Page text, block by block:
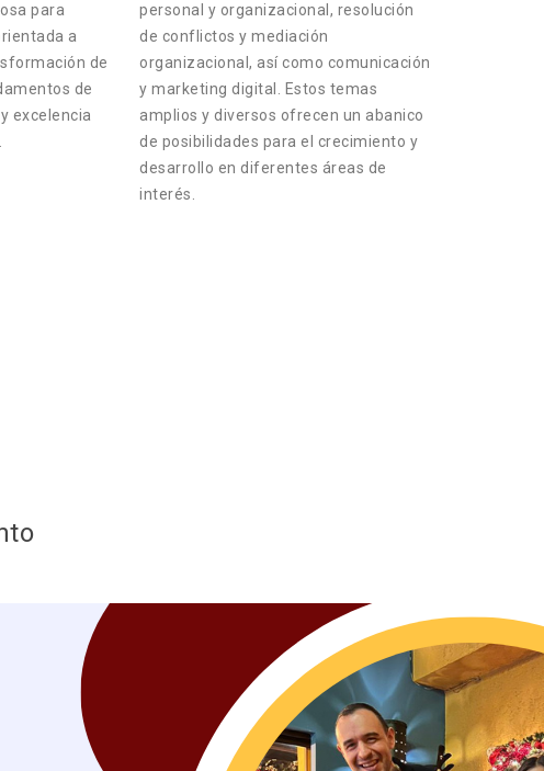
para
a
de
de
excelencia
personal y organizacional, resolución
de conflictos y mediación
organizacional, así como comunicación
y marketing digital. Estos temas
amplios y diversos ofrecen un abanico
de posibilidades para el crecimiento y
desarrollo en diferentes áreas de
interés.